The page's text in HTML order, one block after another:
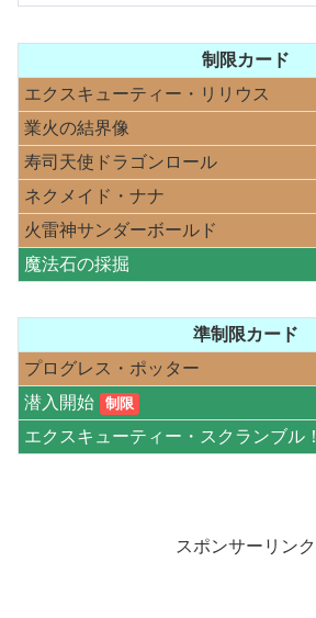
制限カード
エクスキューティー・リリウス
業火の結界像
寿司天使ドラゴンロール
ネクメイド・ナナ
火雷神サンダーボールド
魔法石の採掘
準制限カード
プログレス・ポッター
潜入開始
制限
エクスキューティー・スクランブル！
スポンサーリンク